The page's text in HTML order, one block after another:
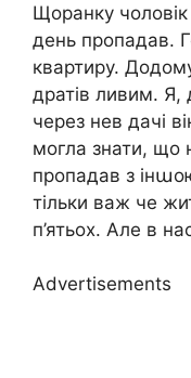
Щоранку
день пропадав.
квартиру.
дратів ливим.
через нев дачі
могла знати, що
пропадав з
тільки важ че
п’ятьох. Але в
Advertisements